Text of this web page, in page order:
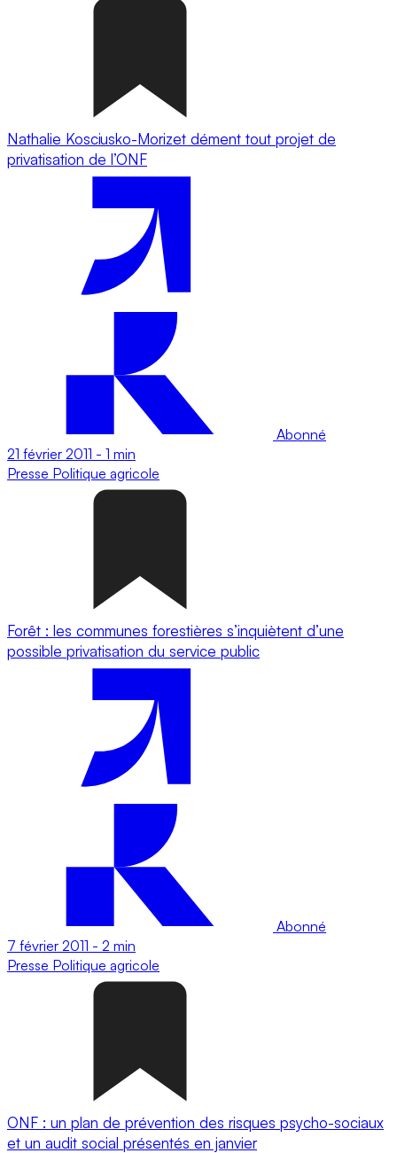
Nathalie Kosciusko-Morizet dément tout projet de
privatisation de l’ONF
Abonné
21 février 2011 - 1 min
Presse Politique agricole
Forêt : les communes forestières s’inquiètent d’une
possible privatisation du service public
Abonné
7 février 2011 - 2 min
Presse Politique agricole
ONF : un plan de prévention des risques psycho-sociaux
et un audit social présentés en janvier